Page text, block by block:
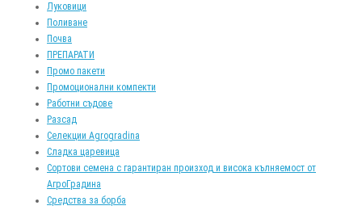
Луковици
Поливане
Почва
ПРЕПАРАТИ
Промо пакети
Промоционални компекти
Работни съдове
Разсад
Селекции Agrogradina
Сладка царевица
Сортови семена с гарантиран произход и висока кълняемост от
АгроГрадина
Средства за борба